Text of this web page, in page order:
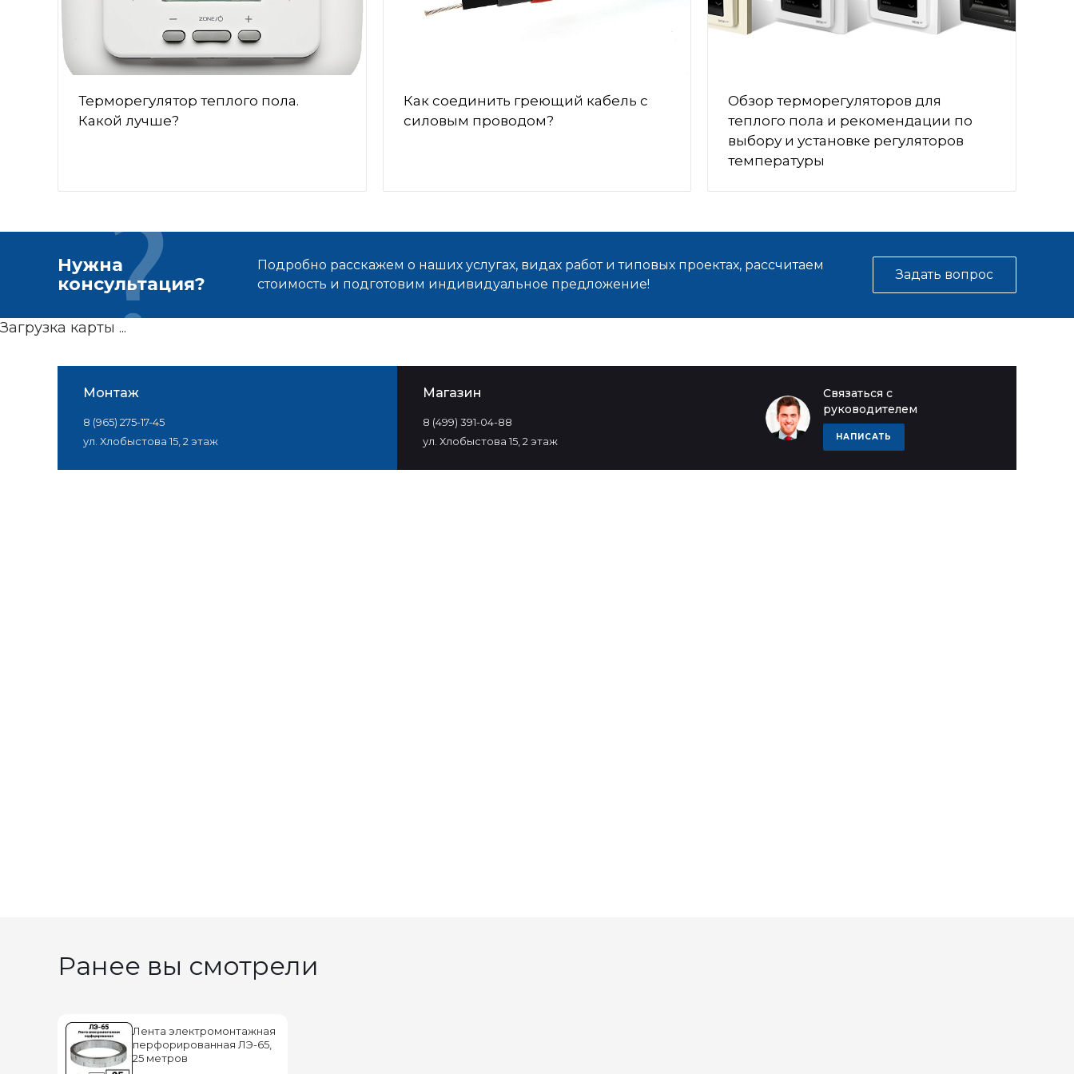
Терморегулятор теплого пола.
Какой лучше?
Как соединить греющий кабель с
силовым проводом?
Обзор терморегуляторов для
теплого пола и рекомендации по
выбору и установке регуляторов
температуры
Нужна
консультация?
Подробно расскажем о наших услугах, видах работ и типовых проектах, рассчитаем
стоимость и подготовим индивидуальное предложение!
Задать вопрос
Связаться с
руководителем
НАПИСАТЬ
Монтаж
8 (965) 275-17-45
ул. Хлобыстова 15, 2 этаж
Магазин
8 (499) 391-04-88
ул. Хлобыстова 15, 2 этаж
Загрузка карты ...
Ранее вы смотрели
Лента электромонтажная
перфорированная ЛЭ-65,
25 метров